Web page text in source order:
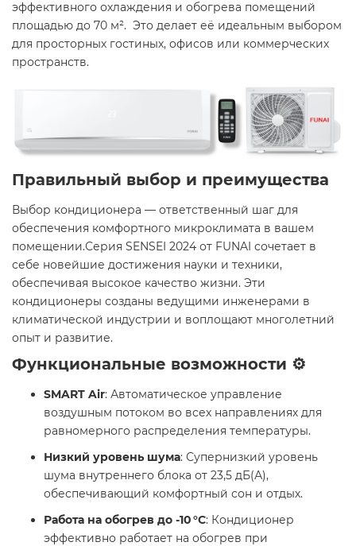
эффективного охлаждения и обогрева помещений
площадью до 70 м². Это делает её идеальным выбором
для просторных гостиных, офисов или коммерческих
пространств.​
Правильный выбор и преимущества
Выбор кондиционера — ответственный шаг для
обеспечения комфортного микроклимата в вашем
помещении.Серия SENSEI 2024 от FUNAI сочетает в
себе новейшие достижения науки и техники,
обеспечивая высокое качество жизни. Эти
кондиционеры созданы ведущими инженерами в
климатической индустрии и воплощают многолетний
опыт и развитие. ​
Функциональные возможности ⚙️
SMART Air: Автоматическое управление
воздушным потоком во всех направлениях для
равномерного распределения температуры. ​
Низкий уровень шума: Супернизкий уровень
шума внутреннего блока от 23,5 дБ(А),
обеспечивающий комфортный сон и отдых. ​
Работа на обогрев до -10 °C: Кондиционер
эффективно работает на обогрев при